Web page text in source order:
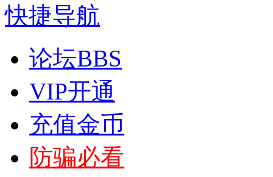
快捷导航
论坛BBS
VIP开通
充值金币
防骗必看